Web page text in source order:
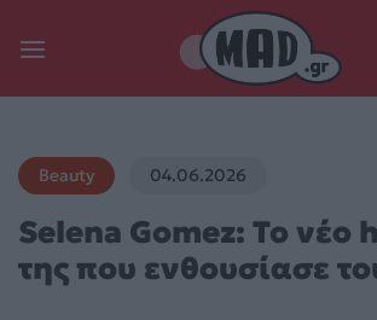
Beauty 04.06.2026
Selena Gomez: Το νέο
της που ενθουσίασε